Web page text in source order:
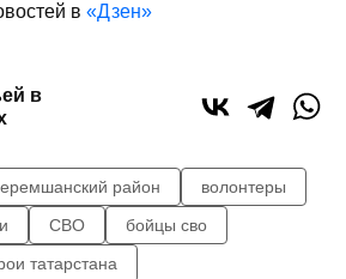
в «Дзен»
в
район
волонтеры
СВО
бойцы сво
татарстана